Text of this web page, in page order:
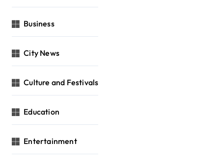
Business
City News
Culture and Festivals
Education
Entertainment